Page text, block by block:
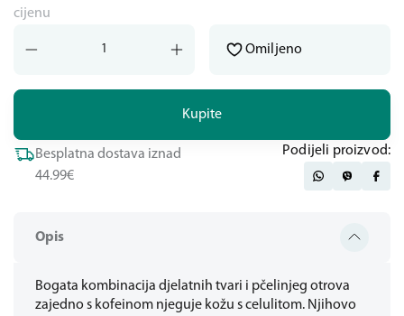
Opis
Bogata kombinacija djelatnih tvari i pčelinjeg otrova
zajedno s kofeinom njeguje kožu s celulitom. Njihovo
cijenu
Kupite
Omiljeno
Besplatna dostava iznad
44.99€
Podijeli proizvod: